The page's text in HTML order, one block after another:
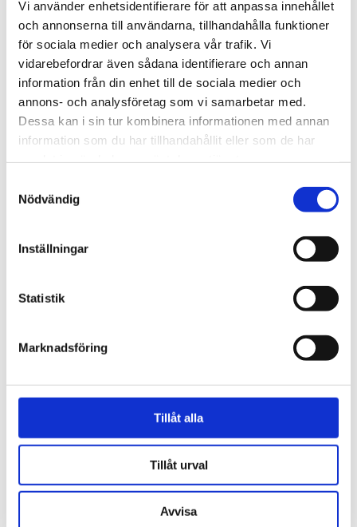
Vi använder enhetsidentifierare för att anpassa innehållet
och annonserna till användarna, tillhandahålla funktioner
för sociala medier och analysera vår trafik. Vi
vidarebefordrar även sådana identifierare och annan
information från din enhet till de sociala medier och
annons- och analysföretag som vi samarbetar med.
Dessa kan i sin tur kombinera informationen med annan
information som du har tillhandahållit eller som de har
Nödvändig
Inställningar
Statistik
Marknadsföring
Tillåt alla
Tillåt urval
Avvisa
Hälsoeffekterna ännu oklara
Till skillnad från cigarettrökning sker ingen förbränning i e-
förbränningsprodukter, till exempel tjära och kolos.
Mängden små partiklar i den ångformade aerosol som
rökning av vanliga cigaretter. Både de fasta och de flytande
hamnar i lungalveolerna och vidare in i blodcirkulationen.
Ångans sammansättning och egenskaper varierar enligt
användningssättet.
E-cigaretterna har varit på marknaden en rätt kort tid och
därför vet man bara lite om deras långtidsverkningar på
på marknaden är stort och deras kvalitet varierar stort.
Dessutom kan användare av e-cigaretter blanda egna